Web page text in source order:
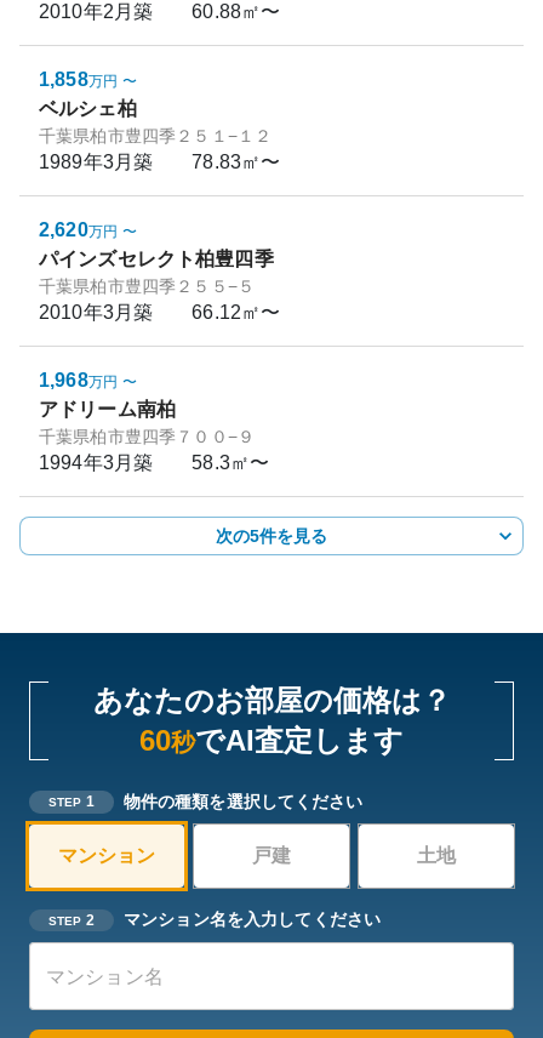
2010年2月築 60.88㎡〜
1,858万円 〜
ベルシェ柏
千葉県柏市豊四季２５１−１２
1989年3月築 78.83㎡〜
2,620万円 〜
パインズセレクト柏豊四季
千葉県柏市豊四季２５５−５
2010年3月築 66.12㎡〜
1,968万円 〜
アドリーム南柏
千葉県柏市豊四季７００−９
1994年3月築 58.3㎡〜
次の5件を見る
あなたのお部屋の価格は？
60秒でAI査定します
STEP 1 物件の種類を選択してください
マンション 戸建 土地
STEP 2 マンション名を入力してください